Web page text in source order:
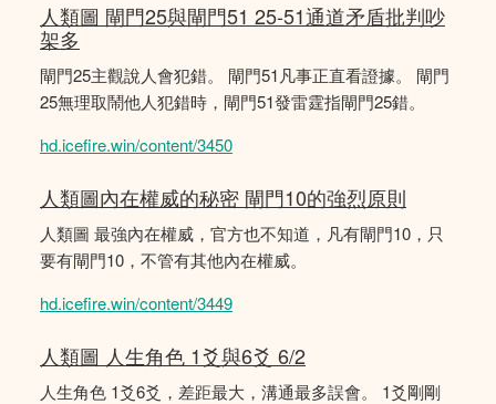
人類圖 閘門25與閘門51 25-51通道矛盾批判吵
架多
閘門25主觀說人會犯錯。 閘門51凡事正直看證據。 閘門
25無理取鬧他人犯錯時，閘門51發雷霆指閘門25錯。
hd.icefire.win/content/3450
人類圖內在權威的秘密 閘門10的強烈原則
人類圖 最強內在權威，官方也不知道，凡有閘門10，只
要有閘門10，不管有其他內在權威。
hd.icefire.win/content/3449
人類圖 人生角色 1爻與6爻 6/2
人生角色 1爻6爻，差距最大，溝通最多誤會。 1爻剛剛